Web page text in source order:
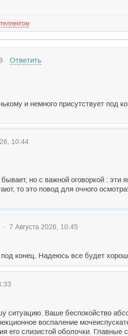
Ответить
и немного присутствует под
10:44
но с важной оговоркой : эти
то это повод для очного осмотра!
· 7 Августа 2026, 10:45
конец. Надеюсь все будет
ситуацию. Ваше беспокойство
воспаление
его слизистой оболочки.